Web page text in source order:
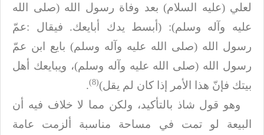
لعلي (عليه السلام) بعد وفاة رسول الله (صلى الله
عليه وآله وسلم): (أبسط يدك أبايعك. فيقال :عمّ
رسول الله (صلى الله عليه وآله وسلم) بايع ابن عمّ
رسول الله (صلى الله عليه وآله وسلم)، ويبايعك أهل
بيتك فإنّ هذا الأمر إذا كان لم يقل)(8)
.
وهو قول شاذ بالتأكيد، ولكن مما لا خلاف فيه أن
البيعة لو تمت في مساحة مناسبة
ألزمت عامة